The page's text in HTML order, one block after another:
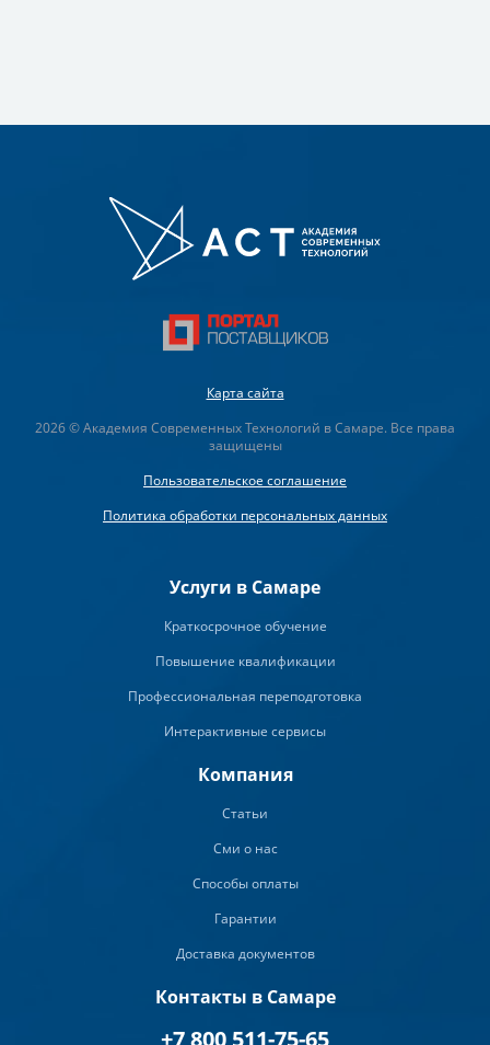
Карта сайта
2026 © Академия Современных Технологий в Самаре. Все права
защищены
Пользовательское соглашение
Политика обработки персональных данных
Услуги в Самаре
Краткосрочное обучение
Повышение квалификации
Профессиональная переподготовка
Интерактивные сервисы
Компания
Статьи
Сми о нас
Способы оплаты
Гарантии
Доставка документов
Контакты в Самаре